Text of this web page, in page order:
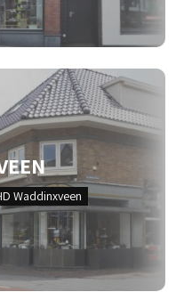
Waddinxveen